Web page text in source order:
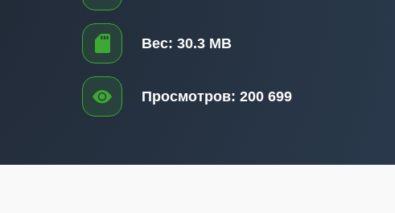
Вес: 30.3 MB
Просмотров: 200 699